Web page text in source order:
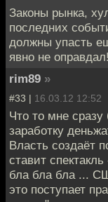
Законы рынка,
последних
должны упасть
явно не оправдал!
rim89 »
#33 | 16.03.12 12:52
Что то мне
заработку
Власть создаёт
ставит
бла бла бла ...
это поступает